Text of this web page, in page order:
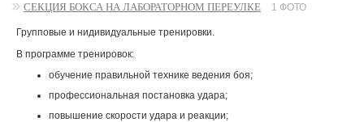
СЕКЦИЯ БОКСА НА ЛАБОРАТОРНОМ ПЕРЕУЛКЕ 1 ФОТО
Групповые и нидивидуальные тренировки.
В программе тренировок:
обучение правильной технике ведения боя;
профессиональная постановка удара;
повышение скорости удара и реакции;